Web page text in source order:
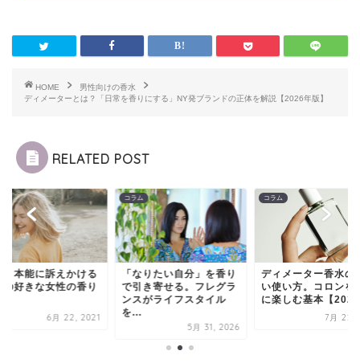
HOME
男性向けの香水
ディメーターとは？「日常を香りにする」NY発ブランドの正体を解説【2026年版】
RELATED POST
りたい自分」を香り
き寄せる。フレグラ
コラム
ディメーター香水の正し
い使い方。コロンを上手
に楽しむ基本【2026...
コラム
必見！本能に訴えか
男性の好きな女性の
6月 22,